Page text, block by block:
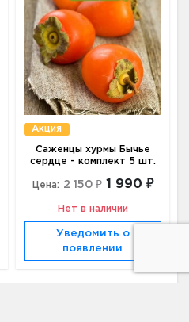
Акция
Саженцы хурмы Бычье
сердце - комплект 5 шт.
Цена: 2 150 ₽ 1 990 ₽
Нет в наличии
Уведомить о
появлении